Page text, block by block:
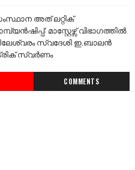
അത് ലറ്റിക്
മാസ്റ്റേഴ്സ് വിഭാഗത്തിൽ
സ്വദേശി ഇ.ബാലൻ
സ്വർണം
COMMENTS